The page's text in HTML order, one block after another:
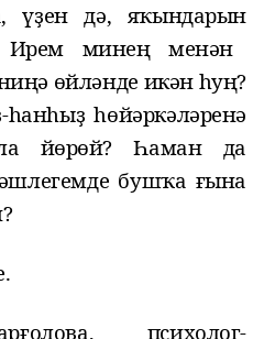
үҙен дә, яҡындарын
Ирем минең менән
өйләнде икән һуң?
һөйәркәләренә
йөрөй? Һаман да
бушҡа ғына
.
психолог-